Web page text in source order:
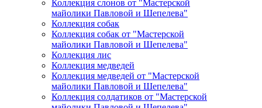
Коллекция слонов от "Мастерской
майолики Павловой и Шепелева"
Коллекция собак
Коллекция собак от "Мастерской
майолики Павловой и Шепелева"
Коллекция лис
Коллекция медведей
Коллекция медведей от "Мастерской
майолики Павловой и Шепелева"
Коллекция солдатиков от "Мастерской